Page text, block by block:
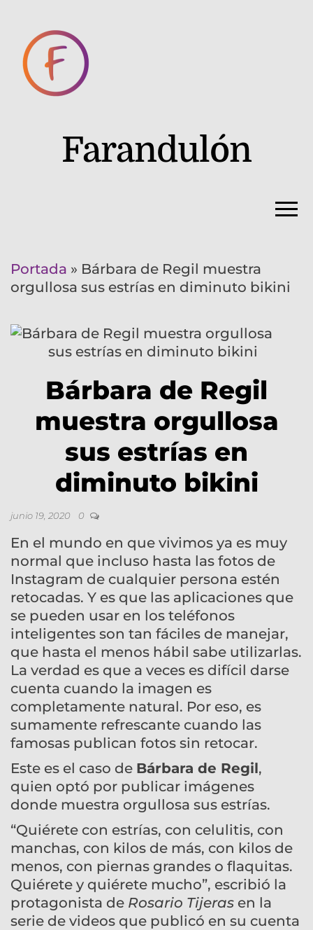
Farandulón
Portada » Bárbara de Regil muestra
orgullosa sus estrías en diminuto bikini
Bárbara de Regil
muestra orgullosa
sus estrías en
diminuto bikini
junio 19, 2020 0
En el mundo en que vivimos ya es muy
normal que incluso hasta las fotos de
Instagram de cualquier persona estén
retocadas. Y es que las aplicaciones que
se pueden usar en los teléfonos
inteligentes son tan fáciles de manejar,
que hasta el menos hábil sabe utilizarlas.
La verdad es que a veces es difícil darse
cuenta cuando la imagen es
completamente natural. Por eso, es
sumamente refrescante cuando las
famosas publican fotos sin retocar.
Este es el caso de Bárbara de Regil,
quien optó por publicar imágenes
donde muestra orgullosa sus estrías.
“Quiérete con estrías, con celulitis, con
manchas, con kilos de más, con kilos de
menos, con piernas grandes o flaquitas.
Quiérete y quiérete mucho”, escribió la
protagonista de Rosario Tijeras en la
serie de videos que publicó en su cuenta